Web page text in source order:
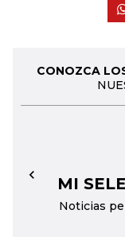
CONOZCA
MI
Noticias
←